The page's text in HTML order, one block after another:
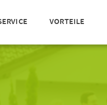
VORTEILE